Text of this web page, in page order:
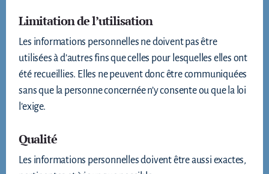
Limitation de l’utilisation
Les informations personnelles ne doivent pas être
utilisées à d’autres fins que celles pour lesquelles elles ont
été recueillies. Elles ne peuvent donc être communiquées
sans que la personne concernée n’y consente ou que la loi
l’exige.
Qualité
Les informations personnelles doivent être aussi exactes,